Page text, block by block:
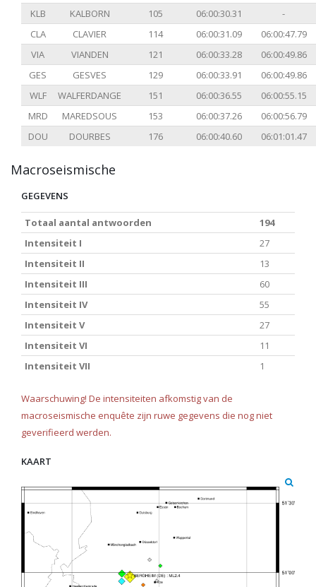
KLB
KALBORN 105 06:00:30.31
-
CLA
CLAVIER 114 06:00:31.09
06:00:47.79
VIA
VIANDEN 121 06:00:33.28
06:00:49.86
GES
GESVES 129 06:00:33.91
06:00:49.86
WLF
WALFERDANGE 151 06:00:36.55
06:00:55.15
MRD
MAREDSOUS 153 06:00:37.26
06:00:56.79
DOU
DOURBES 176 06:00:40.60 06:01:01.47
Macroseismische
GEGEVENS
Totaal aantal antwoorden
194
Intensiteit I
27
Intensiteit II
13
Intensiteit III
60
Intensiteit IV
55
Intensiteit V
27
Intensiteit VI
11
Intensiteit VII
1
Waarschuwing! De intensiteiten afkomstig van de
macroseismische enquête zijn ruwe gegevens die nog niet
geverifieerd werden.
KAART